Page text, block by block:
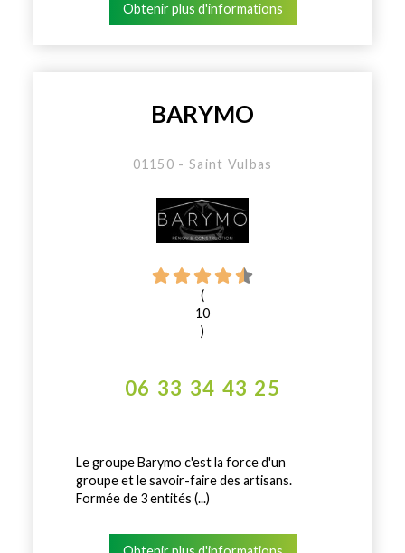
Obtenir plus d'informations
BARYMO
01150 - Saint Vulbas
(
10
)
06 33 34 43 25
Le groupe Barymo c'est la force d'un
groupe et le savoir-faire des artisans.
Formée de 3 entités (...)